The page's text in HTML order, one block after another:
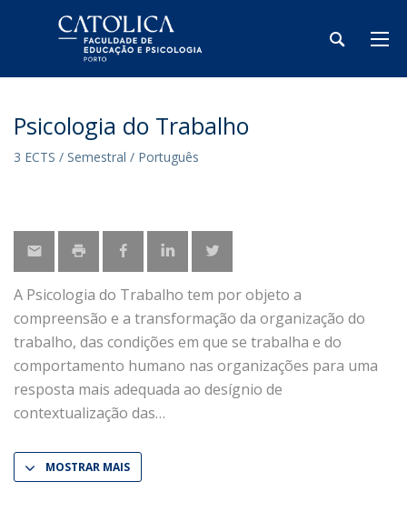
Psicologia do Trabalho
3 ECTS / Semestral / Português
A Psicologia do Trabalho tem por objeto a
compreensão e a transformação da organização do
trabalho, das condições em que se trabalha e do
comportamento humano nas organizações para uma
resposta mais adequada ao desígnio de
contextualização das
MOSTRAR MAIS